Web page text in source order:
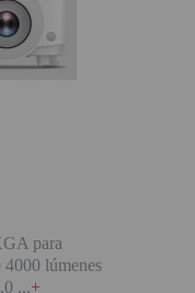
para
lúmenes
+